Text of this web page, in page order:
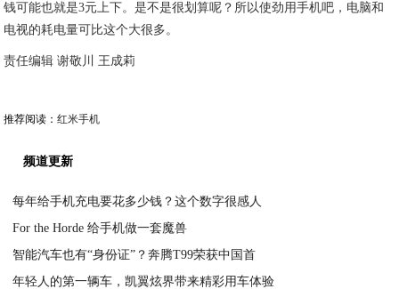
钱可能也就是3元上下。是不是很划算呢？所以使劲用手机吧，电脑和
电视的耗电量可比这个大很多。
责任编辑 谢敬川 王成莉
推荐阅读：红米手机
频道更新
每年给手机充电要花多少钱？这个数字很感人
For the Horde 给手机做一套魔兽
智能汽车也有“身份证”？奔腾T99荣获中国首
年轻人的第一辆车，凯翼炫界带来精彩用车体验